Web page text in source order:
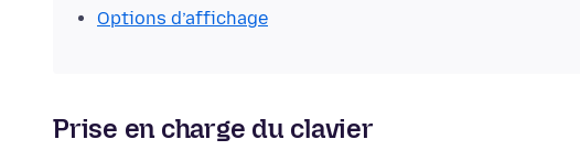
Options d’affichage
Prise en charge du clavier